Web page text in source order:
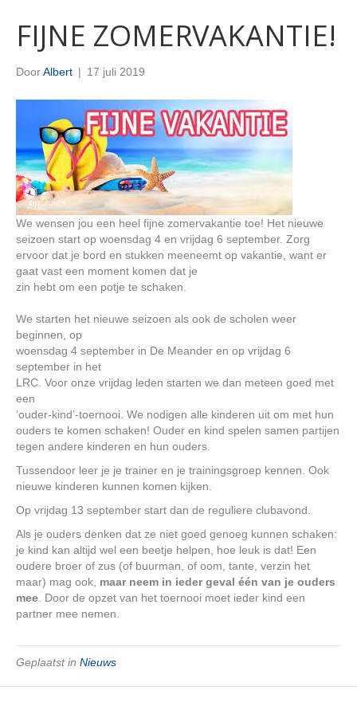
FIJNE ZOMERVAKANTIE!
DoorAlbert | 17 juli 2019
We wensen jou een heel fijne zomervakantie toe! Het nieuwe
seizoen start op woensdag 4 en vrijdag 6 september. Zorg
ervoor dat je bord en stukken meeneemt op vakantie, want er
gaat vast een moment komen dat je
zin hebt om een potje te schaken.
We starten het nieuwe seizoen als ook de scholen weer
beginnen, op
woensdag 4 september in De Meander en op vrijdag 6
september in het
LRC. Voor onze vrijdag leden starten we dan meteen goed met
een
‘ouder-kind’-toernooi. We nodigen alle kinderen uit om met hun
ouders te komen schaken! Ouder en kind spelen samen partijen
tegen andere kinderen en hun ouders.
Tussendoor leer je je trainer en je trainingsgroep kennen. Ook
nieuwe kinderen kunnen komen kijken.
Op vrijdag 13 september start dan de reguliere clubavond.
Als je ouders denken dat ze niet goed genoeg kunnen schaken:
je kind kan altijd wel een beetje helpen, hoe leuk is dat! Een
oudere broer of zus (of buurman, of oom, tante, verzin het
maar) mag ook, maar neem in ieder geval één van je ouders
mee . Door de opzet van het toernooi moet ieder kind een
partner mee nemen.
Geplaatst in Nieuws